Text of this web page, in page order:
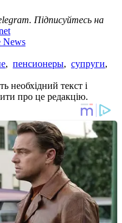
Підписуйтесь на
News
, пенсионеры, супруги,
необхідний текст і
про це редакцію.